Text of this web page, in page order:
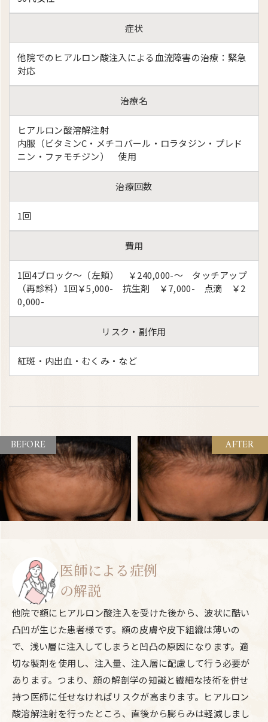
症状
他院でのヒアルロン酸注入による血流障害の治療：緊急
対応
治療名
ヒアルロン酸溶解注射
内服（ビタミンC・メチコバール・ロラタジン・プレド
ニン・ファモチジン） 使用
治療回数
1回
費用
1回4ブロック～（左頬） ￥240,000-～ タッチアップ
（再診料）1回￥5,000- 抗生剤 ￥7,000- 点滴 ￥2
0,000-
リスク・副作用
紅斑・内出血・むくみ・など
BEFORE AFTER
医師による症例
の解説
他院で額にヒアルロン酸注入を受けた後から、波状に酷い
凸凹が生じた患者様です。額の皮膚や皮下組織は薄いの
で、浅い層に注入してしまうと凹凸の原因になります。適
切な製剤を使用し、注入量、注入層に配慮して行う必要が
あります。つまり、顔の解剖学の知識と繊細な技術を併せ
持つ医師に任せなければリスクが高まります。ヒアルロン
酸溶解注射を行ったところ、直後から膨らみは軽減しまし